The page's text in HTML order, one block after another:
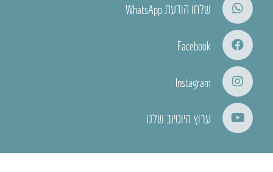
שלחו הודעת WhatsApp
Facebook
Instagram
ערוץ היוטיוב שלנו